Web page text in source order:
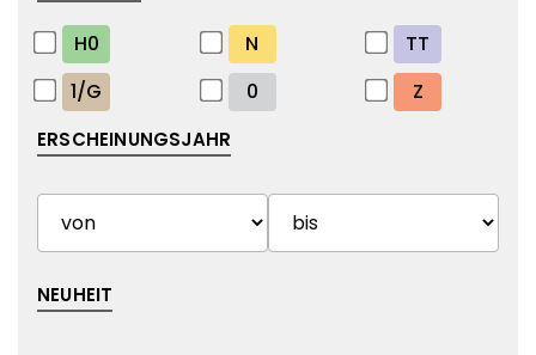
H0 N
TT
1/G
0 Z
ERSCHEINUNGSJAHR
NEUHEIT